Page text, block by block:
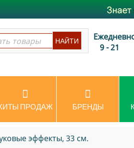
9 - 21
ПРОДАЖ БРЕНДЫ
эффекты, 33 см.